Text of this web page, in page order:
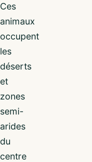
Ces
animaux
occupent
les
déserts
et
zones
semi-
arides
du
centre